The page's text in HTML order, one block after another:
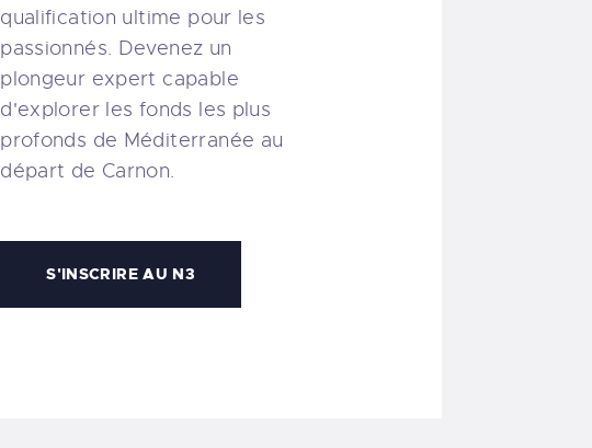
qualification ultime pour les
passionnés. Devenez un
plongeur expert capable
d'explorer les fonds les plus
profonds de Méditerranée au
départ de Carnon.
S'INSCRIRE AU N3